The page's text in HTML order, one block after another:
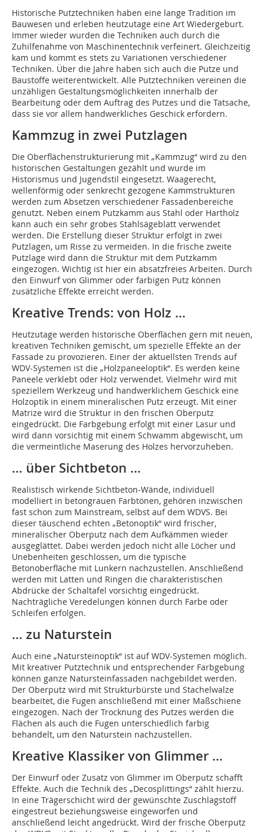
Historische Putztechniken haben eine lange Tradition im
Bauwesen und erleben heutzutage eine Art Wiedergeburt.
Immer wieder wurden die Techniken auch durch die
Zuhilfenahme von Maschinentechnik verfeinert. Gleichzeitig
kam und kommt es stets zu Variationen verschiedener
Techniken. Über die Jahre haben sich auch die Putze und
Baustoffe weiterentwickelt. Alle Putztechniken vereinen die
unzähligen Gestaltungsmöglichkeiten innerhalb der
Bearbeitung oder dem Auftrag des Putzes und die Tatsache,
dass sie vor allem handwerkliches Geschick erfordern.
Kammzug in zwei Putzlagen
Die Oberflächenstrukturierung mit „Kammzug“ wird zu den
historischen Gestaltungen gezählt und wurde im
Historismus und Jugendstil eingesetzt. Waagerecht,
wellenförmig oder senkrecht gezogene Kammstrukturen
werden zum Absetzen verschiedener Fassadenbereiche
genutzt. Neben einem Putzkamm aus Stahl oder Hartholz
kann auch ein sehr grobes Stahlsägeblatt verwendet
werden. Die Erstellung dieser Struktur erfolgt in zwei
Putzlagen, um Risse zu vermeiden. In die frische zweite
Putzlage wird dann die Struktur mit dem Putzkamm
eingezogen. Wichtig ist hier ein absatzfreies Arbeiten. Durch
den Einwurf von Glimmer oder farbigen Putz können
zusätzliche Effekte erreicht werden.
Kreative Trends: von Holz …
Heutzutage werden historische Oberflächen gern mit neuen,
kreativen Techniken gemischt, um spezielle Effekte an der
Fassade zu provozieren. Einer der aktuellsten Trends auf
WDV-Systemen ist die „Holzpaneeloptik“. Es werden keine
Paneele verklebt oder Holz verwendet. Vielmehr wird mit
speziellem Werkzeug und handwerklichem Geschick eine
Holzoptik in einem mineralischen Putz erzeugt. Mit einer
Matrize wird die Struktur in den frischen Oberputz
eingedrückt. Die Farbgebung erfolgt mit einer Lasur und
wird dann vorsichtig mit einem Schwamm abgewischt, um
die vermeintliche Maserung des Holzes hervorzuheben.
… über Sichtbeton …
Realistisch wirkende Sichtbeton-Wände, individuell
modelliert in betongrauen Farbtönen, gehören inzwischen
fast schon zum Mainstream, selbst auf dem WDVS. Bei
dieser täuschend echten „Betonoptik“ wird frischer,
mineralischer Oberputz nach dem Aufkämmen wieder
ausgeglättet. Dabei werden jedoch nicht alle Löcher und
Unebenheiten geschlossen, um die typische
Betonoberfläche mit Lunkern nachzustellen. Anschließend
werden mit Latten und Ringen die charakteristischen
Abdrücke der Schaltafel vorsichtig eingedrückt.
Nachträgliche Veredelungen können durch Farbe oder
Schleifen erfolgen.
… zu Naturstein
Auch eine „Natursteinoptik“ ist auf WDV-Systemen möglich.
Mit kreativer Putztechnik und entsprechender Farbgebung
können ganze Natursteinfassaden nachgebildet werden.
Der Oberputz wird mit Strukturbürste und Stachelwalze
bearbeitet, die Fugen anschließend mit einer Maßschiene
eingezogen. Nach der Trocknung des Putzes werden die
Flächen als auch die Fugen unterschiedlich farbig
behandelt, um den Naturstein nachzustellen.
Kreative Klassiker von Glimmer …
Der Einwurf oder Zusatz von Glimmer im Oberputz schafft
Effekte. Auch die Technik des „Decosplittings“ zählt hierzu.
In eine Trägerschicht wird der gewünschte Zuschlagstoff
eingestreut beziehungsweise eingeworfen und
anschließend leicht angedrückt. Wird der frische Oberputz